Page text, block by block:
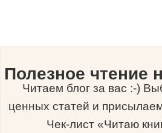
Полезное чтение
Читаем блог за вас :-)
ценных статей и
Чек-лист «Читаю